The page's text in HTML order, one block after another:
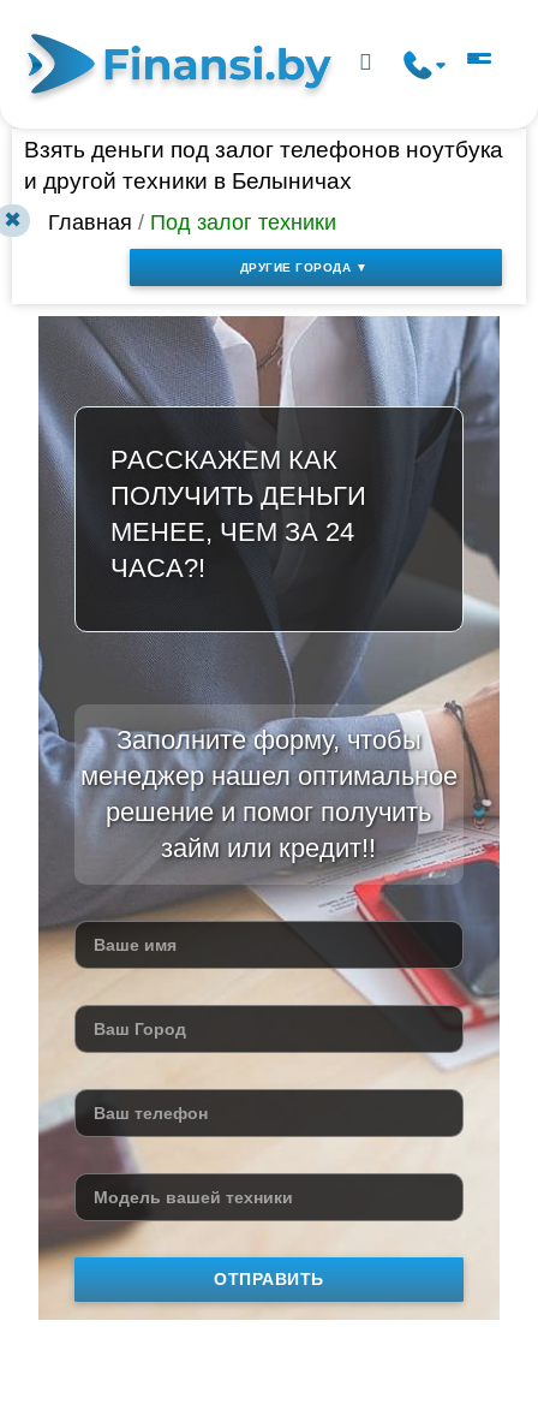
✖
Взять деньги под залог телефонов ноутбука
и другой техники в Белыничах
Главная / Под залог техники
ДРУГИЕ ГОРОДА ▼
РАССКАЖЕМ КАК
ПОЛУЧИТЬ ДЕНЬГИ
МЕНЕЕ, ЧЕМ ЗА 24
ЧАСА?!
Заполните форму, чтобы
менеджер нашел оптимальное
решение и помог получить
займ или кредит!!
ОТПРАВИТЬ